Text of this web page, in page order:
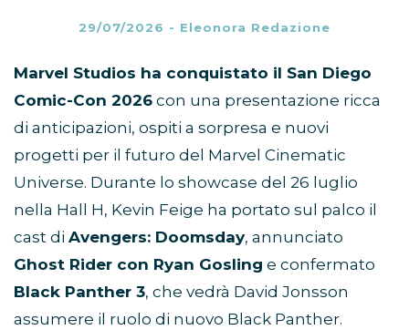
29/07/2026 - Eleonora Redazione
Marvel Studios ha conquistato il San Diego
Comic-Con 2026 con una presentazione ricca
di anticipazioni, ospiti a sorpresa e nuovi
progetti per il futuro del Marvel Cinematic
Universe. Durante lo showcase del 26 luglio
nella Hall H, Kevin Feige ha portato sul palco il
cast di Avengers: Doomsday, annunciato
Ghost Rider con Ryan Gosling e confermato
Black Panther 3, che vedrà David Jonsson
assumere il ruolo di nuovo Black Panther.